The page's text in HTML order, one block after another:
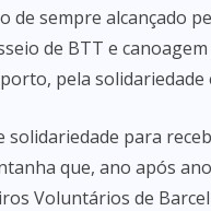
de sempre alcançado
de BTT e
pela
para
que, ano após
Voluntários de